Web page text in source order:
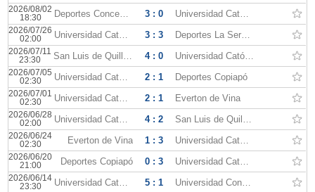
2026/08/02
18:30
Deportes Concepción 3 : 0 Universidad Católica
2026/07/26
02:00
Universidad Católica 3 : 3 Deportes La Serena
2026/07/11
23:30
San Luis de Quillota 4 : 0 Universidad Católica
2026/07/05
02:30
Universidad Católica 2 : 1 Deportes Copiapó
2026/07/01
02:30
Universidad Católica 2 : 1 Everton de Vina
2026/06/28
02:00
Universidad Católica 4 : 2 San Luis de Quillota
2026/06/24
02:30
Everton de Vina 1 : 3 Universidad Católica
2026/06/20
21:00
Deportes Copiapó 0 : 3 Universidad Católica
2026/06/14
23:30
Universidad Católica 5 : 1 Universidad Concepcion